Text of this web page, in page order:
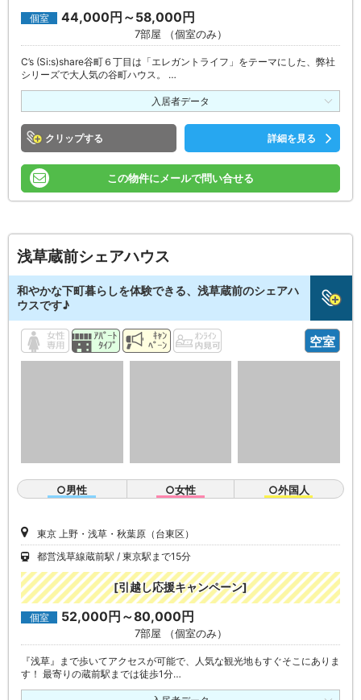
個室 44,000円～58,000円
7部屋 （個室のみ）
C’s (Si:s)share谷町６丁目は「エレガントライフ」をテーマにした、弊社
シリーズで大人気の谷町ハウス。 …
入居者データ
クリップ 詳細を見る
この物件にメールで問い合せる
浅草蔵前シェアハウス
和やかな下町暮らしを体験できる、浅草蔵前のシェアハ
ウスです♪
空室
○男性 ○女性 ○外国人
東京 上野・浅草・秋葉原（台東区）
都営浅草線蔵前駅
東京駅まで15分
[引越し応援キャンペーン]
個室 52,000円～80,000円
7部屋 （個室のみ）
『浅草』まで歩いてアクセスが可能で、人気な観光地もすぐそこにありま
す！ 最寄りの蔵前駅までは徒歩1分…